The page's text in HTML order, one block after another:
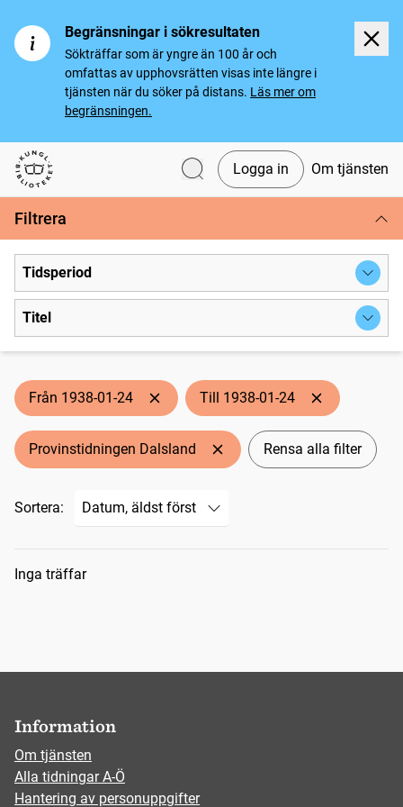
Begränsningar i sökresultaten
Sökträffar som är yngre än 100 år och
omfattas av upphovsrätten visas inte längre i
tjänsten när du söker på distans. Läs mer om
begränsningen.
Svenska tidningar
Logga in Om tjänsten
Filtrera
Tidsperiod
Titel
Från 1938-01-24 Till 1938-01-24
Provinstidningen Dalsland Rensa alla filter
Sortera:
Sökresultat
Inga träffar
Information
Om tjänsten
Alla tidningar A-Ö
Hantering av personuppgifter